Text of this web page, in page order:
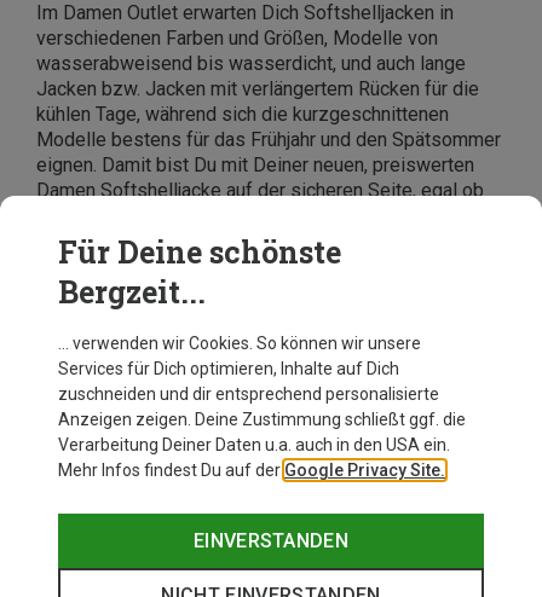
Im Damen Outlet erwarten Dich Softshelljacken in
verschiedenen Farben und Größen, Modelle von
wasserabweisend bis wasserdicht, und auch lange
Jacken bzw. Jacken mit verlängertem Rücken für die
kühlen Tage, während sich die kurzgeschnittenen
Modelle bestens für das Frühjahr und den Spätsommer
eignen. Damit bist Du mit Deiner neuen, preiswerten
Damen Softshelljacke auf der sicheren Seite, egal ob
einen funktionalen Alltagsbegleiter suchst. Eine hohe
Qualität findest Du etwa bei beliebten Marken wie
Wolfskin,CMP,Schöffel
das zum besten Preis.
Für Deine schönste
Bergzeit...
… verwenden wir Cookies. So können wir unsere
Services für Dich optimieren, Inhalte auf Dich
zuschneiden und dir entsprechend personalisierte
Anzeigen zeigen. Deine Zustimmung schließt ggf. die
Verarbeitung Deiner Daten u.a. auch in den USA ein.
Mehr Infos findest Du auf der Google Privacy Site.
EINVERSTANDEN